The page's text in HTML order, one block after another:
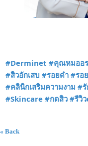
#Derminet #คุณหมออ
#สิวอักเสบ #รอยดำ #รอ
#คลินิกเสริมความงาม #
#Skincare #กดสิว #รีวิ
« Back